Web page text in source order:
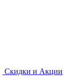
Скидки и Акции